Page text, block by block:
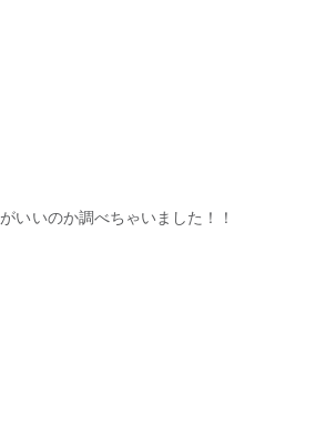
いいのか調べちゃいました！！